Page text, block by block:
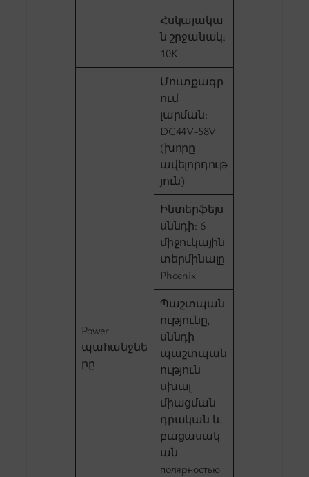
Հսկայակա
ն շրջանակ:
10K
Power
պահանջնե
րը
Մուտքագր
ում
լարման:
DC44V-58V
(խորը
ավելորդութ
յուն)
Ինտերֆեյս
սննդի: 6-
միջուկային
տերմինալը
Phoenix
Պաշտպան
ությունը,
սննդի
պաշտպան
ություն
սխալ
միացման
դրական և
բացասակ
ան
полярностью